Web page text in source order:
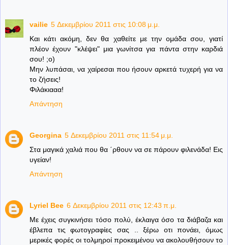
vailie 5 Δεκεμβρίου 2011 στις 10:08 μ.μ.
Και κάτι ακόμη, δεν θα χαθείτε με την ομάδα σου, γιατί
πλέον έχουν "κλέψει" μια γωνίτσα για πάντα στην καρδιά
σου! ;ο)
Μην λυπάσαι, να χαίρεσαι που ήσουν αρκετά τυχερή για να
το ζήσεις!
Φιλάκιααα!
Απάντηση
Georgina 5 Δεκεμβρίου 2011 στις 11:54 μ.μ.
Στα μαγικά χαλιά που θα ΄ρθουν να σε πάρουν φιλενάδα! Εις
υγείαν!
Απάντηση
Lyriel Bee 6 Δεκεμβρίου 2011 στις 12:43 π.μ.
Με έχεις συγκινήσει τόσο πολύ, έκλαιγα όσο τα διάβαζα και
έβλεπα τις φωτογραφίες σας .. ξέρω οτι πονάει, όμως
μερικές φορές οι τολμηροί προκειμένου να ακολουθήσουν το